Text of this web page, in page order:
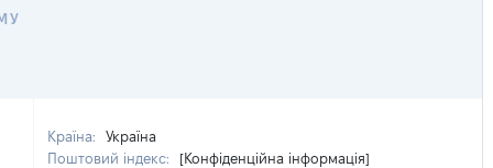
Країна:
Україна
Поштовий індекс:
[Конфіденційна інформація]